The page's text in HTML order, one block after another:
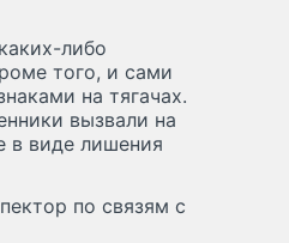
либо
того, и сами
на тягачах.
вызвали на
в виде лишения
по связям с